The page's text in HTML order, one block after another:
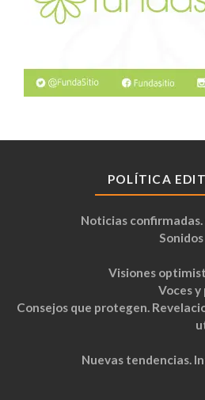
POLÍTICA
Noticias
Visiones
Voces
Consejos que protegen.
Nuevas tendencias.